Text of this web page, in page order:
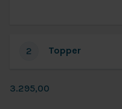
2.0)
2 Topper
3.295,00